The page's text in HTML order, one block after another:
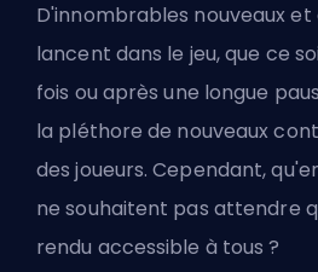
D'innombrables nouveaux et
lancent dans le jeu, que ce
fois ou après une longue
la pléthore de nouveaux
des joueurs. Cependant,
ne souhaitent pas attendre
rendu accessible à tous ?